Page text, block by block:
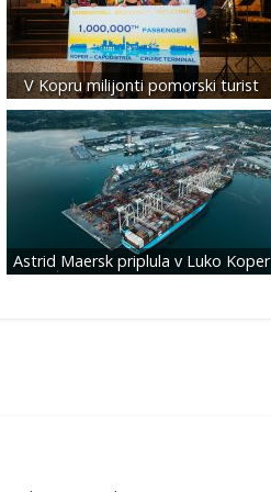
V Kopru milijonti pomorski turist
Astrid Maersk priplula v Luko Koper